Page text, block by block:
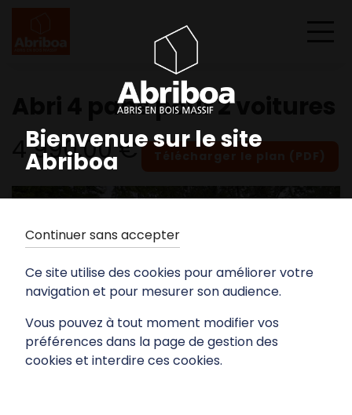
Bienvenue sur le site
Abriboa
Continuer sans accepter
Ce site utilise des cookies pour améliorer votre
navigation et pour mesurer son audience.
Vous pouvez à tout moment modifier vos
préférences dans la page de gestion des
cookies et interdire ces cookies.
Abri 4 pans pour 2 voitures
4 990,00 €